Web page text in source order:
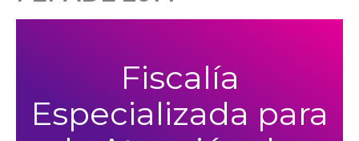
Fiscalía
Especializada para